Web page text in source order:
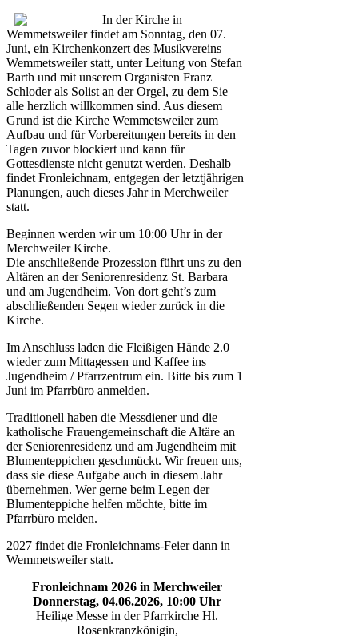
In der Kirche in
Wemmetsweiler findet am Sonntag, den 07.
Juni, ein Kirchenkonzert des Musikvereins
Wemmetsweiler statt, unter Leitung von Stefan
Barth und mit unserem Organisten Franz
Schloder als Solist an der Orgel, zu dem Sie
alle herzlich willkommen sind. Aus diesem
Grund ist die Kirche Wemmetsweiler zum
Aufbau und für Vorbereitungen bereits in den
Tagen zuvor blockiert und kann für
Gottesdienste nicht genutzt werden. Deshalb
findet Fronleichnam, entgegen der letztjährigen
Planungen, auch dieses Jahr in Merchweiler
statt.
Beginnen werden wir um 10:00 Uhr in der
Merchweiler Kirche.
Die anschließende Prozession führt uns zu den
Altären an der Seniorenresidenz St. Barbara
und am Jugendheim. Von dort geht’s zum
abschließenden Segen wieder zurück in die
Kirche.
Im Anschluss laden die Fleißigen Hände 2.0
wieder zum Mittagessen und Kaffee ins
Jugendheim / Pfarrzentrum ein. Bitte bis zum 1
Juni im Pfarrbüro anmelden.
Traditionell haben die Messdiener und die
katholische Frauengemeinschaft die Altäre an
der Seniorenresidenz und am Jugendheim mit
Blumenteppichen geschmückt. Wir freuen uns,
dass sie diese Aufgabe auch in diesem Jahr
übernehmen. Wer gerne beim Legen der
Blumenteppiche helfen möchte, bitte im
Pfarrbüro melden.
2027 findet die Fronleichnams-Feier dann in
Wemmetsweiler statt.
Fronleichnam 2026 in Merchweiler
Donnerstag, 04.06.2026, 10:00 Uhr
Heilige Messe in der Pfarrkirche Hl.
Rosenkranzkönigin,